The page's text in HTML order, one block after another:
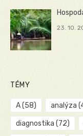
23. 10.
TÉMY
A(58) analýza
diagnostika (72)